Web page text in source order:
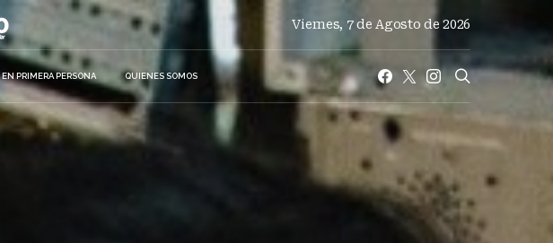
Viernes, 7 de Agosto de 2026
EN PRIMERA PERSONA QUIENES SOMOS